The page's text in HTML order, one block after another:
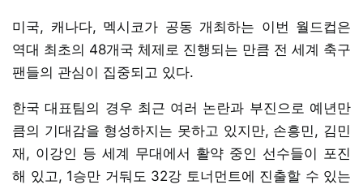
미국, 캐나다, 멕시코가 공동 개최하는 이번 월드컵은
역대 최초의 48개국 체제로 진행되는 만큼 전 세계 축구
팬들의 관심이 집중되고 있다.
한국 대표팀의 경우 최근 여러 논란과 부진으로 예년만
큼의 기대감을 형성하지는 못하고 있지만, 손흥민, 김민
재, 이강인 등 세계 무대에서 활약 중인 선수들이 포진
해 있고, 1승만 거둬도 32강 토너먼트에 진출할 수 있는